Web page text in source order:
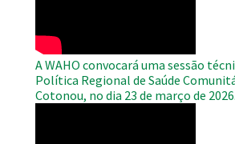
A WAHO convocará uma sessão
Política Regional de Saúde
Cotonou, no dia 23 de março de 2026.